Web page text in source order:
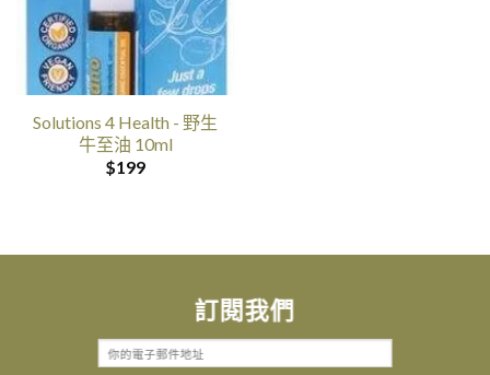
Solutions 4 Health - 野生
牛至油 10ml
$199
訂閱我們